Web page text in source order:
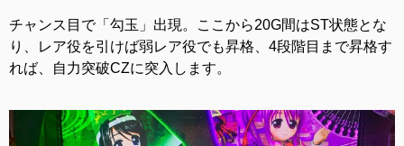
チャンス目で「勾玉」出現。ここから20G間はST状態とな
り、レア役を引けば弱レア役でも昇格、4段階目まで昇格す
れば、自力突破CZに突入します。